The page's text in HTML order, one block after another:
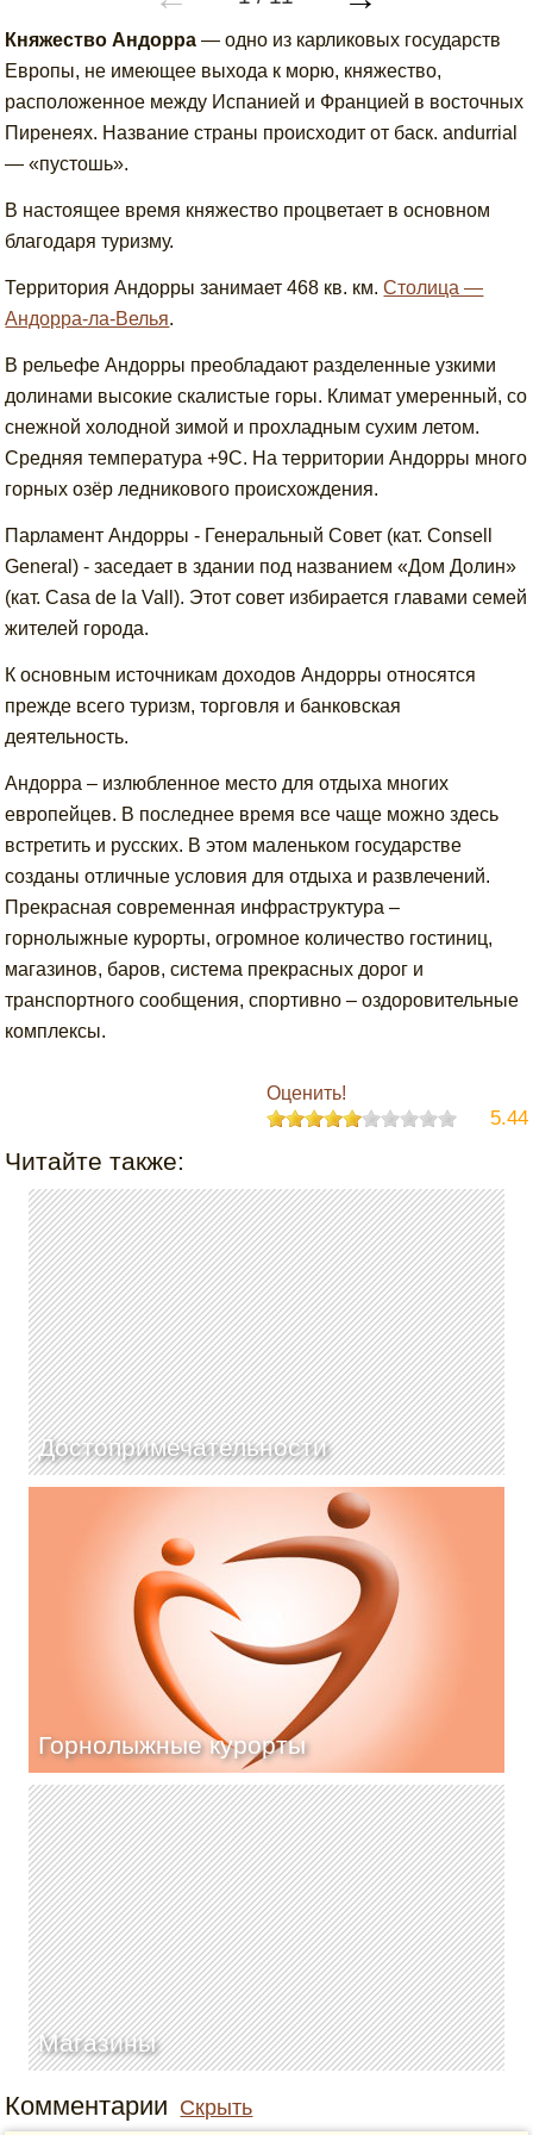
Княжество Андорра — одно из карликовых государств
Европы, не имеющее выхода к морю, княжество,
расположенное между Испанией и Францией в восточных
Пиренеях. Название страны происходит от баск. andurrial
— «пустошь».
В настоящее время княжество процветает в основном
благодаря туризму.
Территория Андорры занимает 468 кв. км.Столица —
Андорра-ла-Велья.
В рельефе Андорры преобладают разделенные узкими
долинами высокие скалистые горы. Климат умеренный, со
снежной холодной зимой и прохладным сухим летом.
Средняя температура +9C. На территории Андорры много
горных озёр ледникового происхождения.
Парламент Андорры - Генеральный Совет (кат. Consell
General) - заседает в здании под названием «Дом Долин»
(кат. Casa de la Vall). Этот совет избирается главами семей
жителей города.
К основным источникам доходов Андорры относятся
прежде всего туризм, торговля и банковская
деятельность.
Андорра – излюбленное место для отдыха многих
европейцев. В последнее время все чаще можно здесь
встретить и русских. В этом маленьком государстве
созданы отличные условия для отдыха и развлечений.
Прекрасная современная инфраструктура –
горнолыжные курорты, огромное количество гостиниц,
магазинов, баров, система прекрасных дорог и
транспортного сообщения, спортивно – оздоровительные
комплексы.
Оценить!
5.44
Читайте также:
Достопримечательности
Горнолыжные курорты
Магазины
Комментарии Скрыть